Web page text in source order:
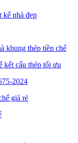
kế nhà đẹp
khung thép tiền chế
2024